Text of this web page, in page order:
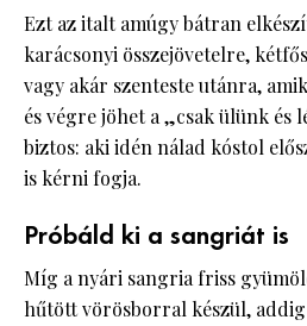
Ezt az italt amúgy bátran
karácsonyi összejövetelre,
vagy akár szenteste utánra,
és végre jöhet a „csak ülünk és
biztos: aki idén nálad kóstol
is kérni fogja.
Próbáld ki a sangriát is
Míg a nyári sangria friss
hűtött vörösborral készül,